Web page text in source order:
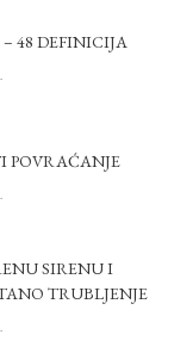
48 DEFINICIJA
POVRAĆANJE
SIRENU I
TRUBLJENJE